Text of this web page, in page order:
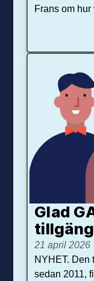
Frans om
Glad
21 april 2026
NYHET. Den
sedan 2011,